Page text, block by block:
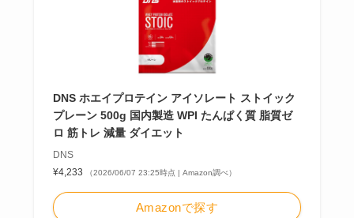
DNS ホエイプロテイン アイソレート ストイック
プレーン 500g 国内製造 WPI たんぱく質 脂質ゼ
ロ 筋トレ 減量 ダイエット
DNS
¥4,233
（2026/06/07 23:25時点 | Amazon調べ）
Amazonで探す